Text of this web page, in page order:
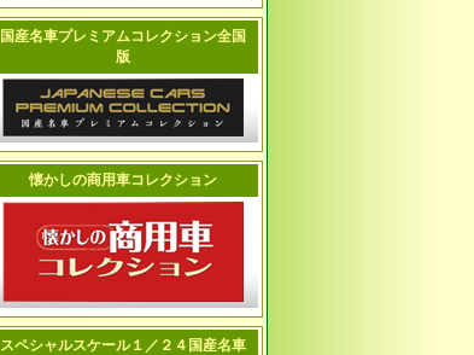
国産名車プレミアムコレクション全国
版
懐かしの商用車コレクション
スペシャルスケール１／２４国産名車